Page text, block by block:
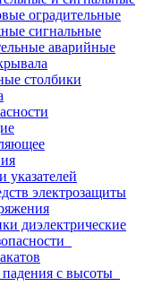
оградительные
сигнальные
аварийные
столбики
указателей
электрозащиты
диэлектрические
с высоты